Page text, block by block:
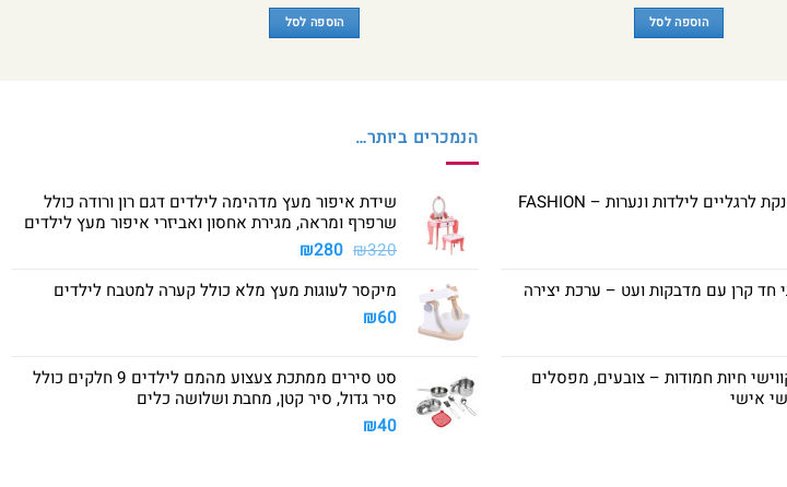
היה:
₪40.
הוא:
₪25.הוספה לסל הוספה לסל
ערכת ספא מפנקת לרגליים לילדות ונערות – FASHION
חד קרן עם מדבקות ועט – ערכת יצירה
חיות חמודות – צובעים, מפסלים
אישי
הנמכרים ביותר…
שידת איפור מעץ מדהימה לילדים דגם רון ורודה כולל
שרפרף ומראה, מגירת אחסון ואביזרי איפור מעץ לילדים
₪320
המחיר
היה:
₪280 המחיר
הוא:
מיקסר לעוגות מעץ מלא כולל קערה למטבח לילדים
₪60
סט סירים ממתכת צעצוע מהמם לילדים 9 חלקים כולל
סיר גדול, סיר קטן, מחבת ושלושה כלים
₪40